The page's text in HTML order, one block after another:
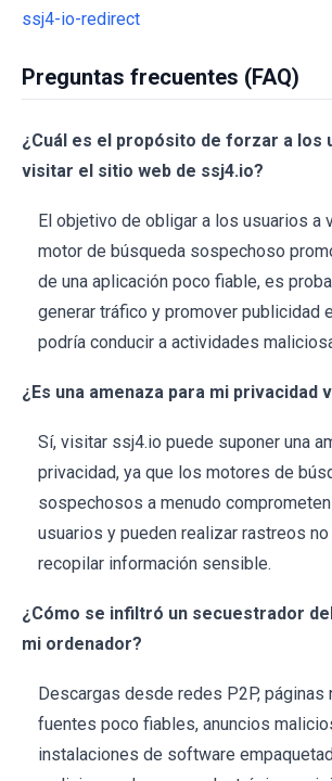
ssj4-io-redirect
Preguntas frecuentes (FAQ)
¿Cuál es el propósito de forzar a los
visitar el sitio web de ssj4.io?
El objetivo de obligar a los usuarios a
motor de búsqueda sospechoso
de una aplicación poco fiable, es
generar tráfico y promover publicidad
podría conducir a actividades
¿Es una amenaza para mi privacidad
Sí, visitar ssj4.io puede suponer una
privacidad, ya que los motores de
sospechosos a menudo
usuarios y pueden realizar rastreos
recopilar información sensible.
¿Cómo se infiltró un secuestrador
mi ordenador?
Descargas desde redes P2P, páginas
fuentes poco fiables, anuncios
instalaciones de software